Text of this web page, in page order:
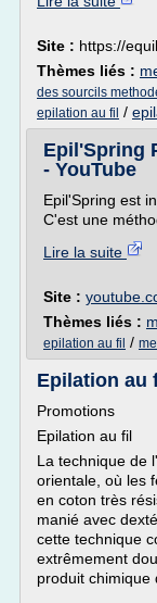
Site : https://
Thèmes liés :
des sourcils
epilation au fil /
Epil'Spring
- YouTube
Epil'Spring est
C'est une
Lire la suite
Site :
Thèmes liés :
epilation au fil /
Epilation au
Promotions
Epilation au fil
La technique de
orientale, où les
en coton très
manié avec
cette technique
extrêmement
produit chimique